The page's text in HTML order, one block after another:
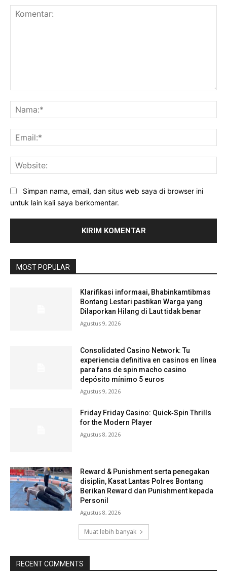
Simpan nama, email, dan situs web saya di browser ini
untuk lain kali saya berkomentar.
MOST POPULAR
Klarifikasi informaai, Bhabinkamtibmas
Bontang Lestari pastikan Warga yang
Dilaporkan Hilang di Laut tidak benar
Agustus 9, 2026
Consolidated Casino Network: Tu
experiencia definitiva en casinos en línea
para fans de spin macho casino
depósito mínimo 5 euros
Agustus 9, 2026
Friday Friday Casino: Quick‑Spin Thrills
for the Modern Player
Agustus 8, 2026
Reward & Punishment serta penegakan
disiplin, Kasat Lantas Polres Bontang
Berikan Reward dan Punishment kepada
Personil
Agustus 8, 2026
Muat lebih banyak
RECENT COMMENTS